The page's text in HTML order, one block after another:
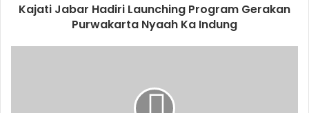
Kajati Jabar Hadiri Launching Program Gerakan
Purwakarta Nyaah Ka Indung